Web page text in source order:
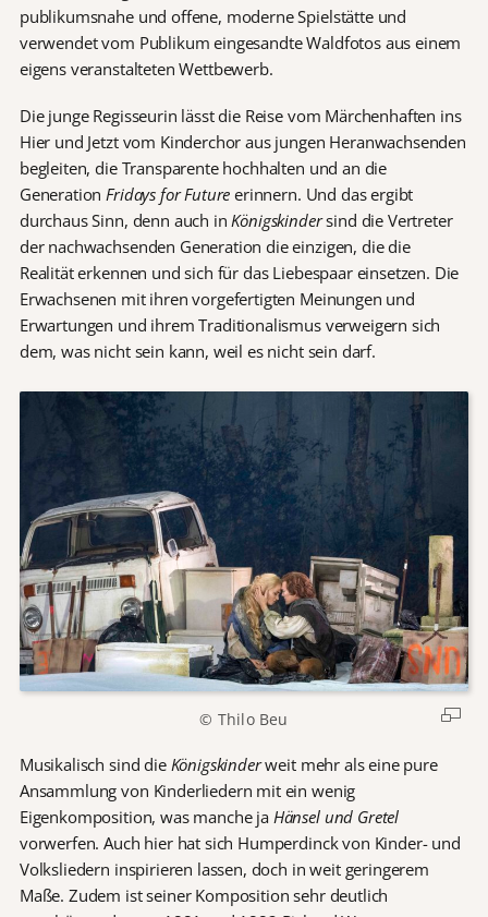
publikumsnahe und offene, moderne Spielstätte und
verwendet vom Publikum eingesandte Waldfotos aus einem
eigens veranstalteten Wettbewerb.
Die junge Regisseurin lässt die Reise vom Märchenhaften ins
Hier und Jetzt vom Kinderchor aus jungen Heranwachsenden
begleiten, die Transparente hochhalten und an die
Generation Fridays for Future erinnern. Und das ergibt
durchaus Sinn, denn auch in Königskindersind die Vertreter
der nachwachsenden Generation die einzigen, die die
Realität erkennen und sich für das Liebespaar einsetzen. Die
Erwachsenen mit ihren vorgefertigten Meinungen und
Erwartungen und ihrem Traditionalismus verweigern sich
dem, was nicht sein kann, weil es nicht sein darf.
© Thilo Beu
Musikalisch sind die Königskinderweit mehr als eine pure
Ansammlung von Kinderliedern mit ein wenig
Eigenkomposition, was manche ja Hänsel und Gretel
vorwerfen. Auch hier hat sich Humperdinck von Kinder- und
Volksliedern inspirieren lassen, doch in weit geringerem
Maße. Zudem ist seiner Komposition sehr deutlich